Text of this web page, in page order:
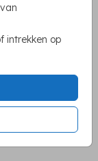
intrekken op